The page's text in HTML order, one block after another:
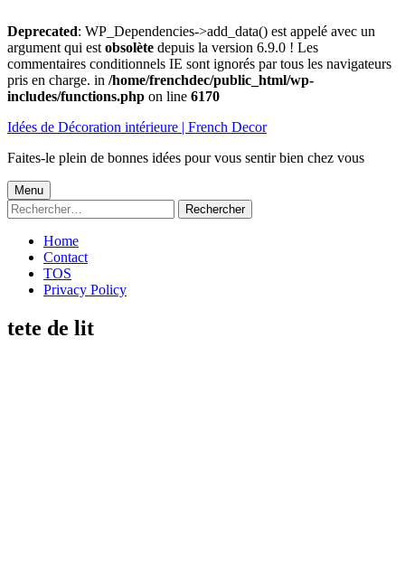
Deprecated: WP_Dependencies->add_data() est appelé avec un
argument qui est obsolète depuis la version 6.9.0 ! Les
commentaires conditionnels IE sont ignorés par tous les navigateurs
pris en charge. in /home/frenchdec/public_html/wp-
includes/functions.php on line 6170
au
Idées de Décoration intérieure | French Decor
Faites-le plein de bonnes idées pour vous sentir bien chez vous
Menu
principal
Menu
Rechercher :
Home
Contact
TOS
Privacy Policy
tete de lit